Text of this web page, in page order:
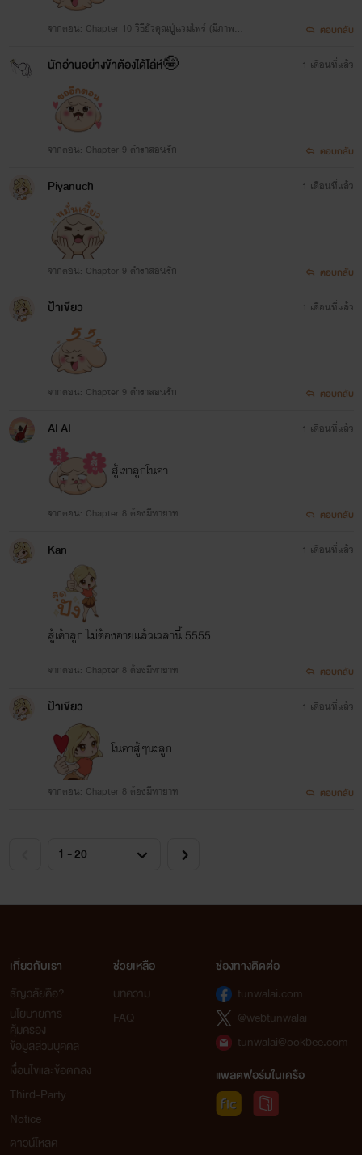
จากตอน: Chapter 10 วิธียั่วคุณปู่แวมไพร์ (มีภาพประ
ตอบกลับ
นักอ่านอย่างข้าต้องได้โล่ห์🤪
จากตอน: Chapter 9 ตำราสอนรัก
1 เดือนที่แล้ว
ตอบกลับ
Piyanuch
จากตอน: Chapter 9 ตำราสอนรัก
1 เดือนที่แล้ว
ตอบกลับ
ป้าเขียว
จากตอน: Chapter 9 ตำราสอนรัก
1 เดือนที่แล้ว
ตอบกลับ
AI AI
สู้เขาลูกโนอา
จากตอน: Chapter 8 ต้องมีทายาท
1 เดือนที่แล้ว
ตอบกลับ
Kan
สู้เค้าลูก ไม่ต้องอายแล้วเวลานี้ 5555
จากตอน: Chapter 8 ต้องมีทายาท
1 เดือนที่แล้ว
ตอบกลับ
ป้าเขียว
โนอาสู้ๆนะลูก
จากตอน: Chapter 8 ต้องมีทายาท
1 เดือนที่แล้ว
ตอบกลับ
เกี่ยวกับเรา
ธัญวลัยคือ?
นโยบายการ
คุ้มครอง
ข้อมูลส่วนบุคคล
เงื่อนไขและข้อตกลง
Third-Party
Notice
ดาวน์โหลด
ช่วยเหลือ
บทความ
FAQ
ช่องทางติดต่อ
tunwalai.com
@webtunwalai
tunwalai@ookbee.com
แพลตฟอร์มในเครือ